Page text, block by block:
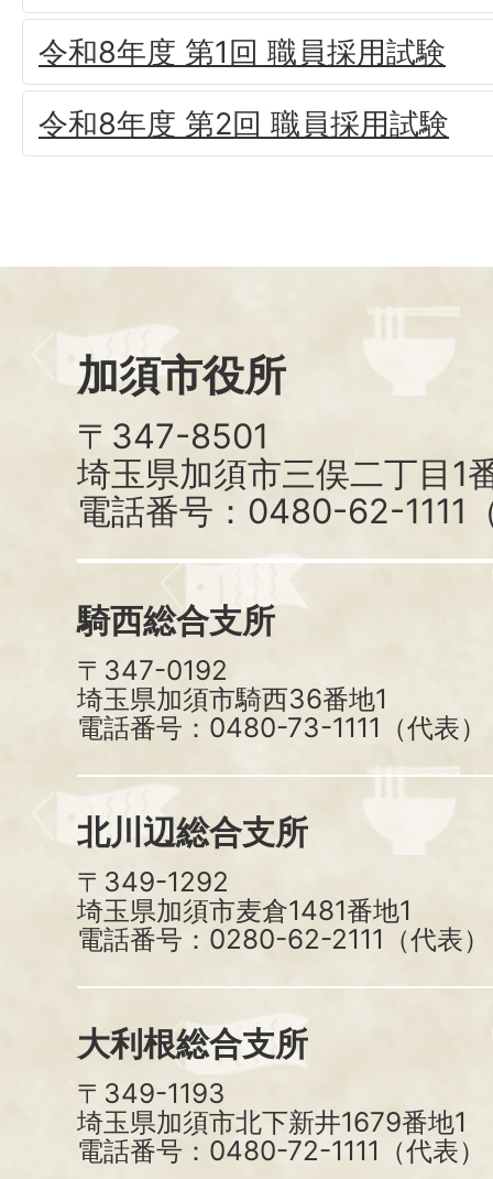
令和8年度 第1回 職員採用試験
令和8年度 第2回 職員採用試験
加須市役所
〒347-8501
埼玉県加須市三俣二丁目1
電話番号：0480-62-1111
騎西総合支所
〒347-0192
埼玉県加須市騎西36番地1
電話番号：0480-73-1111（代表）
北川辺総合支所
〒349-1292
埼玉県加須市麦倉1481番地1
電話番号：0280-62-2111（代表）
大利根総合支所
〒349-1193
埼玉県加須市北下新井1679番地1
電話番号：0480-72-1111（代表）